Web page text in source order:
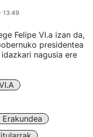
13:49
Felipe VI.a izan da,
presidentea
nagusia ere